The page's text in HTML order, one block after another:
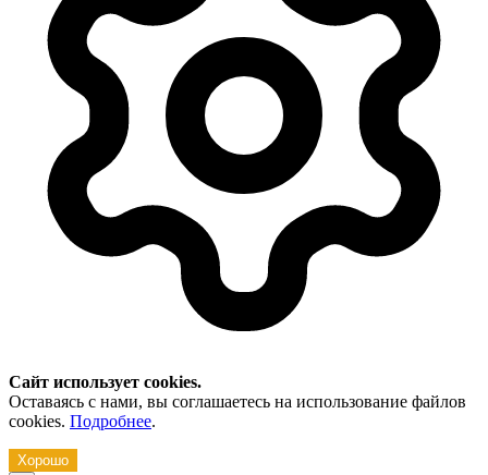
Сайт использует cookies.
Оставаясь с нами, вы соглашаетесь на использование файлов
cookies. Подробнее.
Хорошо